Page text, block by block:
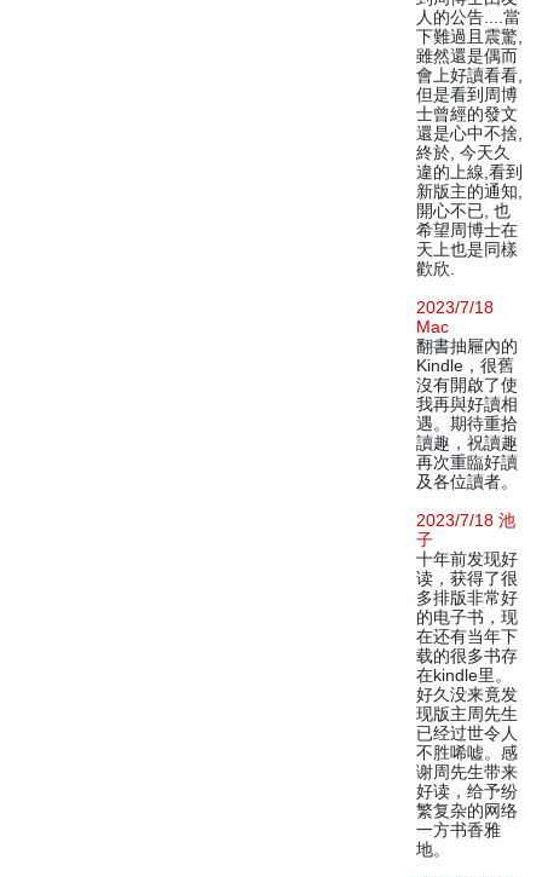
人的公告....當
下難過且震驚,
雖然還是偶而
會上好讀看看,
但是看到周博
士曾經的發文
還是心中不捨,
終於, 今天久
違的上線,看到
新版主的通知,
開心不已, 也
希望周博士在
天上也是同樣
歡欣.
2023/7/18
Mac
翻書抽屜內的
Kindle，很舊
沒有開啟了使
我再與好讀相
遇。期待重拾
讀趣，祝讀趣
再次重臨好讀
及各位讀者。
2023/7/18 池
子
十年前发现好
读，获得了很
多排版非常好
的电子书，现
在还有当年下
载的很多书存
在kindle里。
好久没来竟发
现版主周先生
已经过世令人
不胜唏嘘。感
谢周先生带来
好读，给予纷
繁复杂的网络
一方书香雅
地。